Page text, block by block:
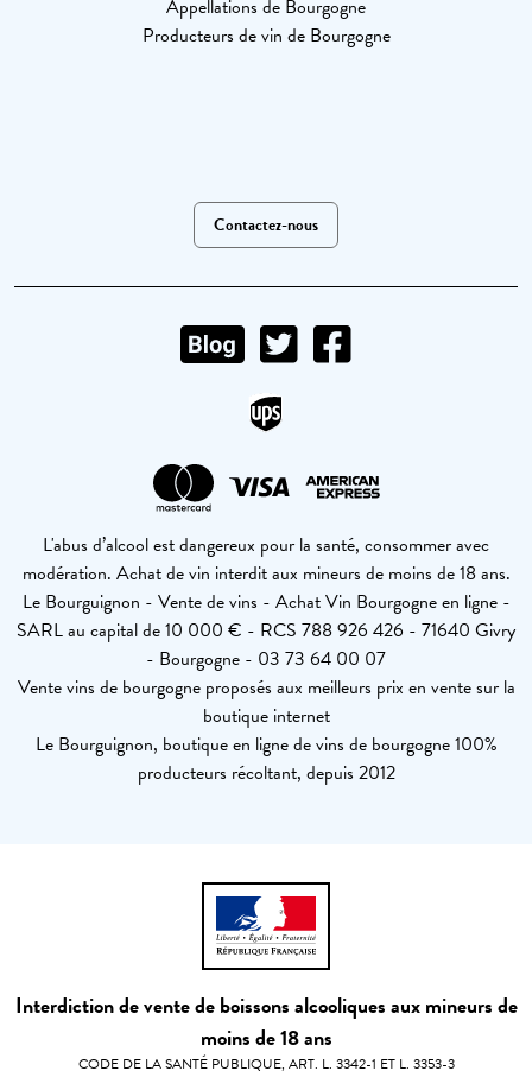
Appellations de Bourgogne
Producteurs de vin de Bourgogne
Contactez-nous
L'abus d’alcool est dangereux pour la santé, consommer avec
modération. Achat de vin interdit aux mineurs de moins de 18 ans.
Le Bourguignon - Vente de vins - Achat Vin Bourgogne en ligne -
SARL au capital de 10 000 € - RCS 788 926 426 - 71640 Givry
- Bourgogne - 03 73 64 00 07
Vente vins de bourgogne proposés aux meilleurs prix en vente sur la
boutique internet
Le Bourguignon, boutique en ligne de vins de bourgogne 100%
producteurs récoltant, depuis 2012
Interdiction de vente de boissons alcooliques aux mineurs de
moins de 18 ans
CODE DE LA SANTÉ PUBLIQUE, ART. L. 3342-1 ET L. 3353-3